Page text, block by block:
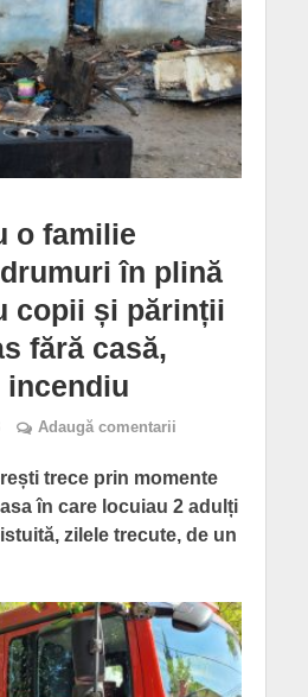
o familie
în plină
copii și părinții
fără casă,
incendiu
Adaugă comentarii
trece prin momente
în care locuiau 2 adulți
zilele trecute, de un